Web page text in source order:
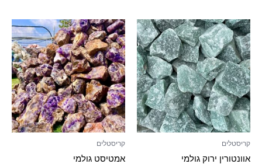
קריסטלים
אוונטורין ירוק גולמי
טווח
מחירים:
עד
למוצר
זה
יש
מספר
סוגים.
ניתן
לבחור
את
קריסטלים
אמטיסט גולמי
טווח
מחירים:
עד
למוצר
זה
יש
מספר
סוגים.
ניתן
לבחור
את